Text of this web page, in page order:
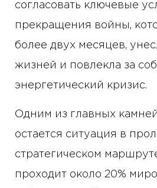
согласовать ключевые
прекращения войны,
более двух месяцев,
жизней и повлекла за
энергетический кризис.
Одним из главных
остается ситуация в
стратегическом
проходит около 20%